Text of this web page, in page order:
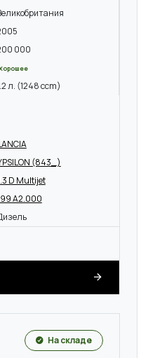
000
л. (1248 ccm)
(843_)
D Multijet
A2.000
На складе